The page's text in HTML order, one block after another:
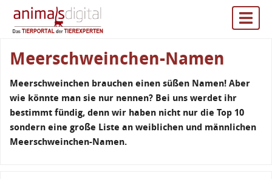
Meerschweinchen-Namen
Meerschweinchen brauchen einen süßen Namen! Aber
wie könnte man sie nur nennen? Bei uns werdet ihr
bestimmt fündig, denn wir haben nicht nur die Top 10
sondern eine große Liste an weiblichen und männlichen
Meerschweinchen-Namen.